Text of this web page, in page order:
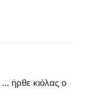
ήρθε κιόλας ο